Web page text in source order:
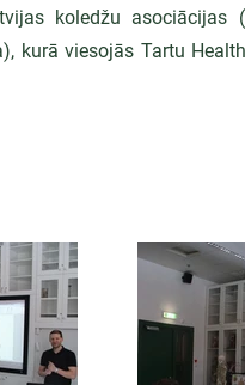
koledžu asociācijas
kurā viesojās Tartu